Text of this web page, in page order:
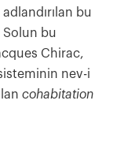
bu
Solun bu
Chirac,
nev-i
cohabitation